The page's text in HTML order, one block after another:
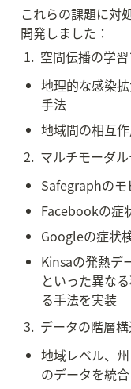
これらの課題に対
開発しました：
1.  空間伝播の学
地理的な感染
手法
地域間の相互
2.  マルチモーダ
Safegraphのモ
Facebookの症
Googleの症状
Kinsaの発熱デ
といった異な
る手法を実装
3.  データの階層構
地域レベル、
のデータを統合